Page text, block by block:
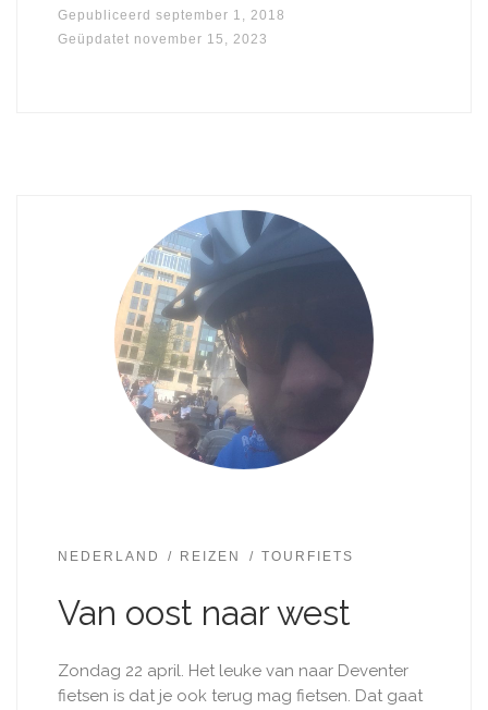
Gepubliceerd september 1, 2018
Geüpdatet november 15, 2023
NEDERLAND REIZEN TOURFIETS
Van oost naar west
Zondag 22 april. Het leuke van naar Deventer
fietsen is dat je ook terug mag fietsen. Dat gaat